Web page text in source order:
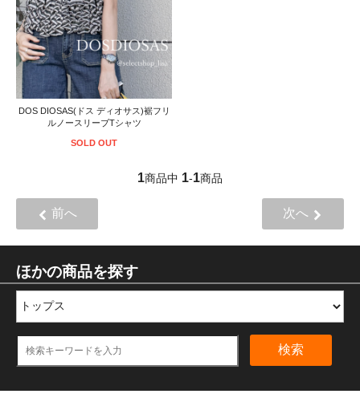
DOS DIOSAS(ドス ディオサス)裾フリ
ルノースリーブTシャツ
SOLD OUT
1商品中 1-1商品
前へ 次へ
ほかの商品を探す
検索